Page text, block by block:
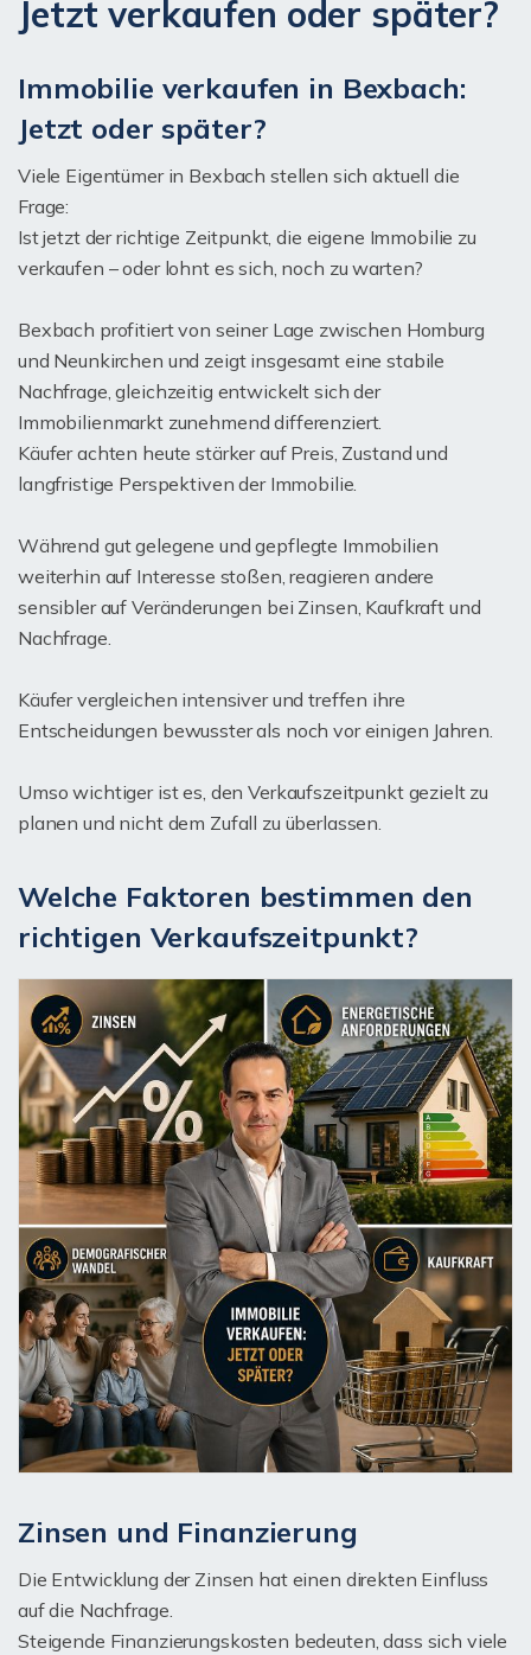
Jetzt verkaufen oder später?
Immobilie verkaufen in Bexbach:
Jetzt oder später?
Viele Eigentümer in Bexbach stellen sich aktuell die
Frage:
Ist jetzt der richtige Zeitpunkt, die eigene Immobilie zu
verkaufen – oder lohnt es sich, noch zu warten?
Bexbach profitiert von seiner Lage zwischen Homburg
und Neunkirchen und zeigt insgesamt eine stabile
Nachfrage, gleichzeitig entwickelt sich der
Immobilienmarkt zunehmend differenziert.
Käufer achten heute stärker auf Preis, Zustand und
langfristige Perspektiven der Immobilie.
Während gut gelegene und gepflegte Immobilien
weiterhin auf Interesse stoßen, reagieren andere
sensibler auf Veränderungen bei Zinsen, Kaufkraft und
Nachfrage.
Käufer vergleichen intensiver und treffen ihre
Entscheidungen bewusster als noch vor einigen Jahren.
Umso wichtiger ist es, den Verkaufszeitpunkt gezielt zu
planen und nicht dem Zufall zu überlassen.
Welche Faktoren bestimmen den
richtigen Verkaufszeitpunkt?
Zinsen und Finanzierung
Die Entwicklung der Zinsen hat einen direkten Einfluss
auf die Nachfrage.
Steigende Finanzierungskosten bedeuten, dass sich viele